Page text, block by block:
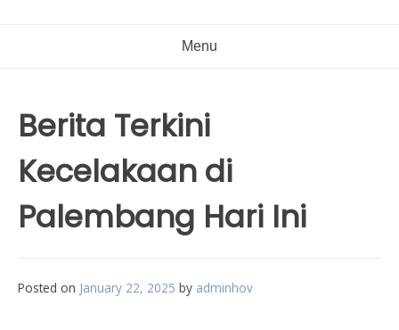
Menu
Berita Terkini
Kecelakaan di
Palembang Hari Ini
Posted on January 22, 2025 by adminhov